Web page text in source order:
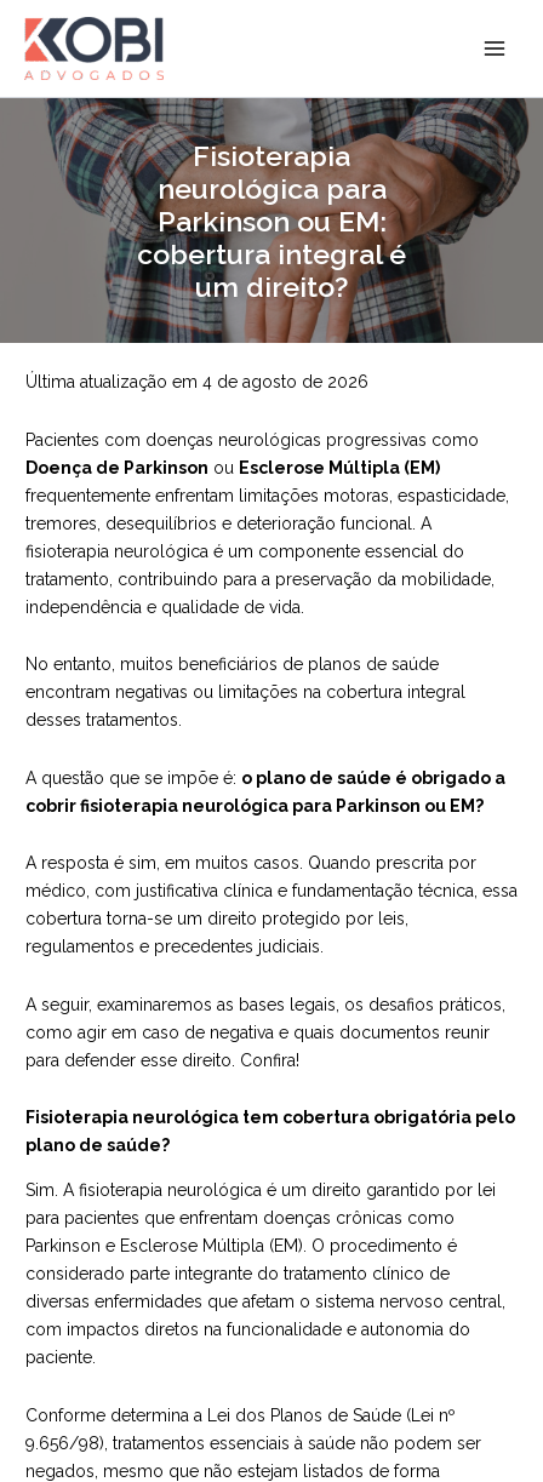
para
conteúdo
Fisioterapia
neurológica para
Parkinson ou EM:
cobertura integral é
um direito?
Última atualização em 4 de agosto de 2026
Pacientes com doenças neurológicas progressivas como
Doença de Parkinson ou Esclerose Múltipla (EM)
frequentemente enfrentam limitações motoras, espasticidade,
tremores, desequilíbrios e deterioração funcional. A
fisioterapia neurológica é um componente essencial do
tratamento, contribuindo para a preservação da mobilidade,
independência e qualidade de vida.
No entanto, muitos beneficiários de planos de saúde
encontram negativas ou limitações na cobertura integral
desses tratamentos.
A questão que se impõe é: o plano de saúde é obrigado a
cobrir fisioterapia neurológica para Parkinson ou EM?
A resposta é sim, em muitos casos. Quando prescrita por
médico, com justificativa clínica e fundamentação técnica, essa
cobertura torna-se um direito protegido por leis,
regulamentos e precedentes judiciais.
A seguir, examinaremos as bases legais, os desafios práticos,
como agir em caso de negativa e quais documentos reunir
para defender esse direito. Confira!
Fisioterapia neurológica tem cobertura obrigatória pelo
plano de saúde?
Sim. A fisioterapia neurológica é um direito garantido por lei
para pacientes que enfrentam doenças crônicas como
Parkinson e Esclerose Múltipla (EM). O procedimento é
considerado parte integrante do tratamento clínico de
diversas enfermidades que afetam o sistema nervoso central,
com impactos diretos na funcionalidade e autonomia do
paciente.
Conforme determina a Lei dos Planos de Saúde (Lei nº
9.656/98), tratamentos essenciais à saúde não podem ser
negados, mesmo que não estejam listados de forma